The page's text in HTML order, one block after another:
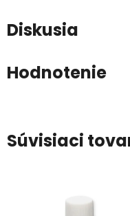
Diskusia
Hodnotenie
Súvisiaci